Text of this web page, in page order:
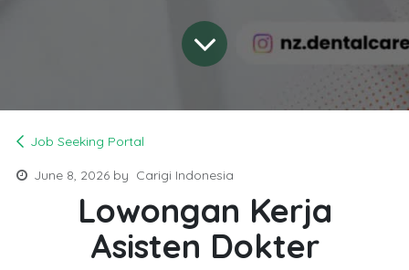
Job Seeking Portal
June 8, 2026 by Carigi Indonesia
Lowongan Kerja
Asisten Dokter